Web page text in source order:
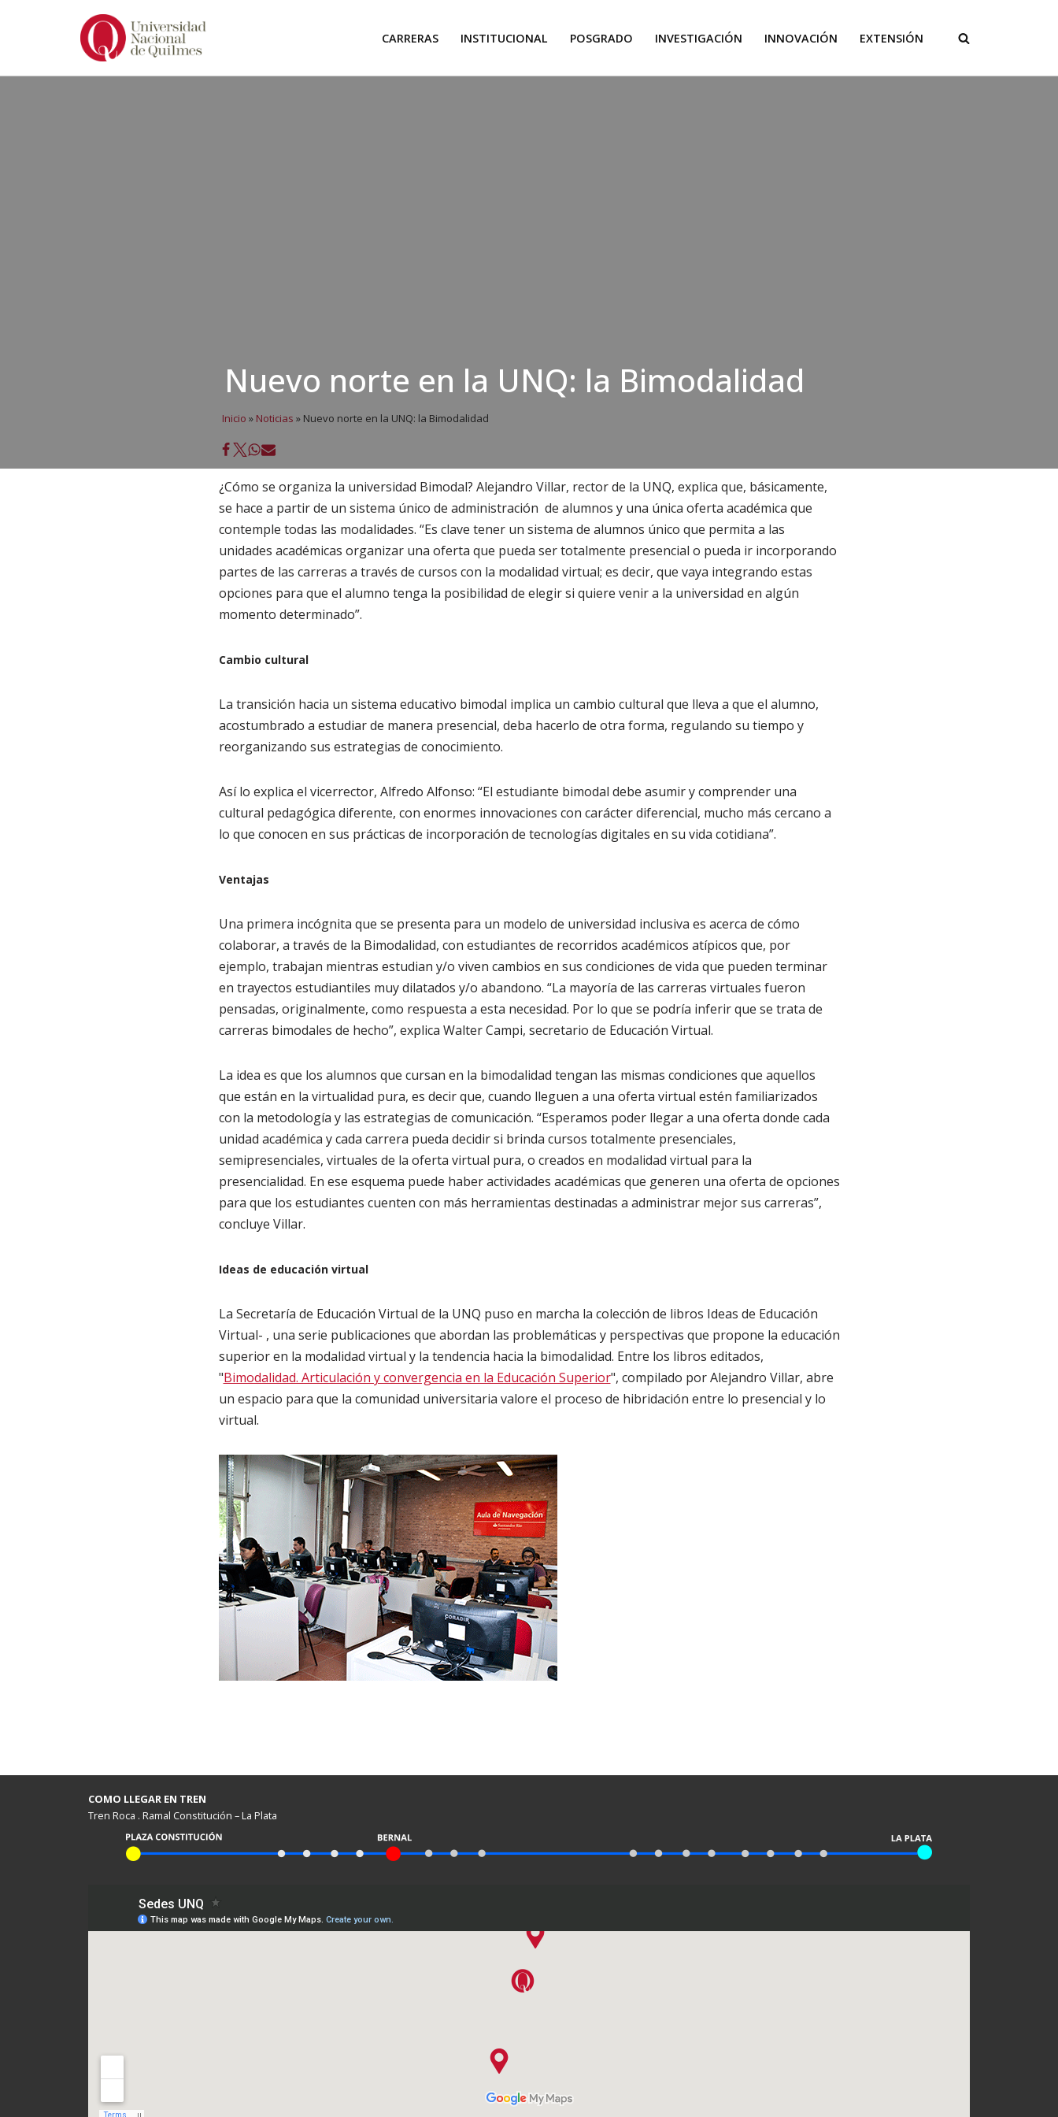
CARRERAS INSTITUCIONAL POSGRADO INVESTIGACIÓN INNOVACIÓN EXTENSIÓN
Nuevo norte en la UNQ: la Bimodalidad
Inicio » Noticias » Nuevo norte en la UNQ: la Bimodalidad
¿Cómo se organiza la universidad Bimodal? Alejandro Villar, rector de la UNQ, explica que, básicamente,
se hace a partir de un sistema único de administración de alumnos y una única oferta académica que
contemple todas las modalidades. “Es clave tener un sistema de alumnos único que permita a las
unidades académicas organizar una oferta que pueda ser totalmente presencial o pueda ir incorporando
partes de las carreras a través de cursos con la modalidad virtual; es decir, que vaya integrando estas
opciones para que el alumno tenga la posibilidad de elegir si quiere venir a la universidad en algún
momento determinado”.
Cambio cultural
La transición hacia un sistema educativo bimodal implica un cambio cultural que lleva a que el alumno,
acostumbrado a estudiar de manera presencial, deba hacerlo de otra forma, regulando su tiempo y
reorganizando sus estrategias de conocimiento.
Así lo explica el vicerrector, Alfredo Alfonso: “El estudiante bimodal debe asumir y comprender una
cultural pedagógica diferente, con enormes innovaciones con carácter diferencial, mucho más cercano a
lo que conocen en sus prácticas de incorporación de tecnologías digitales en su vida cotidiana”.
Ventajas
Una primera incógnita que se presenta para un modelo de universidad inclusiva es acerca de cómo
colaborar, a través de la Bimodalidad, con estudiantes de recorridos académicos atípicos que, por
ejemplo, trabajan mientras estudian y/o viven cambios en sus condiciones de vida que pueden terminar
en trayectos estudiantiles muy dilatados y/o abandono. “La mayoría de las carreras virtuales fueron
pensadas, originalmente, como respuesta a esta necesidad. Por lo que se podría inferir que se trata de
carreras bimodales de hecho”, explica Walter Campi, secretario de Educación Virtual.
La idea es que los alumnos que cursan en la bimodalidad tengan las mismas condiciones que aquellos
que están en la virtualidad pura, es decir que, cuando lleguen a una oferta virtual estén familiarizados
con la metodología y las estrategias de comunicación. “Esperamos poder llegar a una oferta donde cada
unidad académica y cada carrera pueda decidir si brinda cursos totalmente presenciales,
semipresenciales, virtuales de la oferta virtual pura, o creados en modalidad virtual para la
presencialidad. En ese esquema puede haber actividades académicas que generen una oferta de opciones
para que los estudiantes cuenten con más herramientas destinadas a administrar mejor sus carreras”,
concluye Villar.
Ideas de educación virtual
La Secretaría de Educación Virtual de la UNQ puso en marcha la colección de libros Ideas de Educación
Virtual- , una serie publicaciones que abordan las problemáticas y perspectivas que propone la educación
superior en la modalidad virtual y la tendencia hacia la bimodalidad. Entre los libros editados,
"Bimodalidad. Articulación y convergencia en la Educación Superior", compilado por Alejandro Villar, abre
un espacio para que la comunidad universitaria valore el proceso de hibridación entre lo presencial y lo
virtual.
COMO LLEGAR EN TREN
Tren Roca . Ramal Constitución – La Plata